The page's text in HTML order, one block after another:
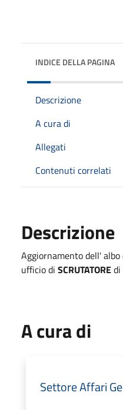
INDICE DELLA PAGINA
Descrizione
A cura di
Allegati
Contenuti correlati
Descrizione
Aggiornamento dell'
ufficio di SCRUTATORE
A cura di
Settore Affari